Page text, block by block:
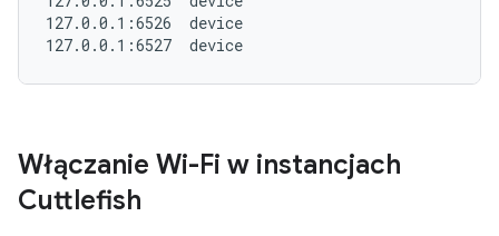
127.0.0.1:6526  device
Włączanie Wi-Fi w instancjach
Cuttlefish